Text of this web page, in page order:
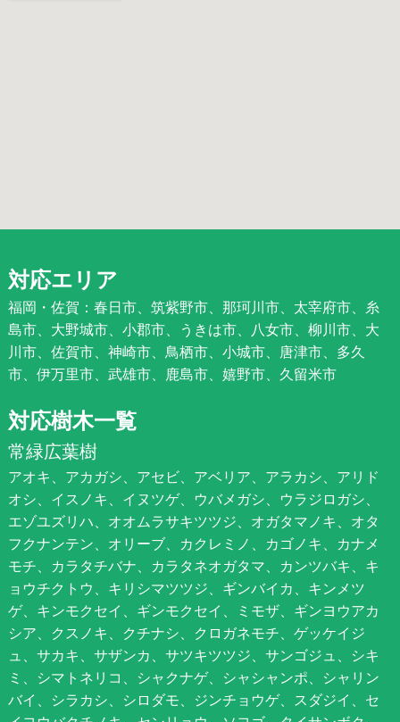
対応エリア
福岡・佐賀：春日市、筑紫野市、那珂川市、太宰府市、糸
島市、大野城市、小郡市、うきは市、八女市、柳川市、大
川市、佐賀市、神崎市、鳥栖市、小城市、唐津市、多久
市、伊万里市、武雄市、鹿島市、嬉野市、久留米市
対応樹木一覧
常緑広葉樹
アオキ、アカガシ、アセビ、アベリア、アラカシ、アリド
オシ、イスノキ、イヌツゲ、ウバメガシ、ウラジロガシ、
エゾユズリハ、オオムラサキツツジ、オガタマノキ、オタ
フクナンテン、オリーブ、カクレミノ、カゴノキ、カナメ
モチ、カラタチバナ、カラタネオガタマ、カンツバキ、キ
ョウチクトウ、キリシマツツジ、ギンバイカ、キンメツ
ゲ、キンモクセイ、ギンモクセイ、ミモザ、ギンヨウアカ
シア、クスノキ、クチナシ、クロガネモチ、ゲッケイジ
ュ、サカキ、サザンカ、サツキツツジ、サンゴジュ、シキ
ミ、シマトネリコ、シャクナゲ、シャシャンポ、シャリン
バイ、シラカシ、シロダモ、ジンチョウゲ、スダジイ、セ